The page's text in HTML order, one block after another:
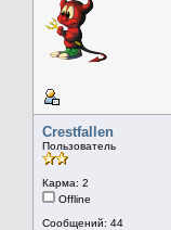
Crestfallen
Пользователь
Карма: 2
Offline
Сообщений: 44